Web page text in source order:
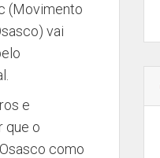
(Movimento
vai
e
que o
como